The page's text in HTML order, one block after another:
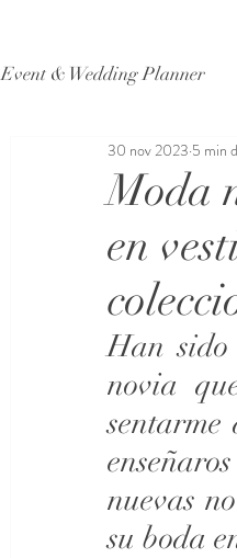
Moda
en
30 nov 2023 5 min
Han sido
novia
nuevas
su boda
Event & Wedding Planner